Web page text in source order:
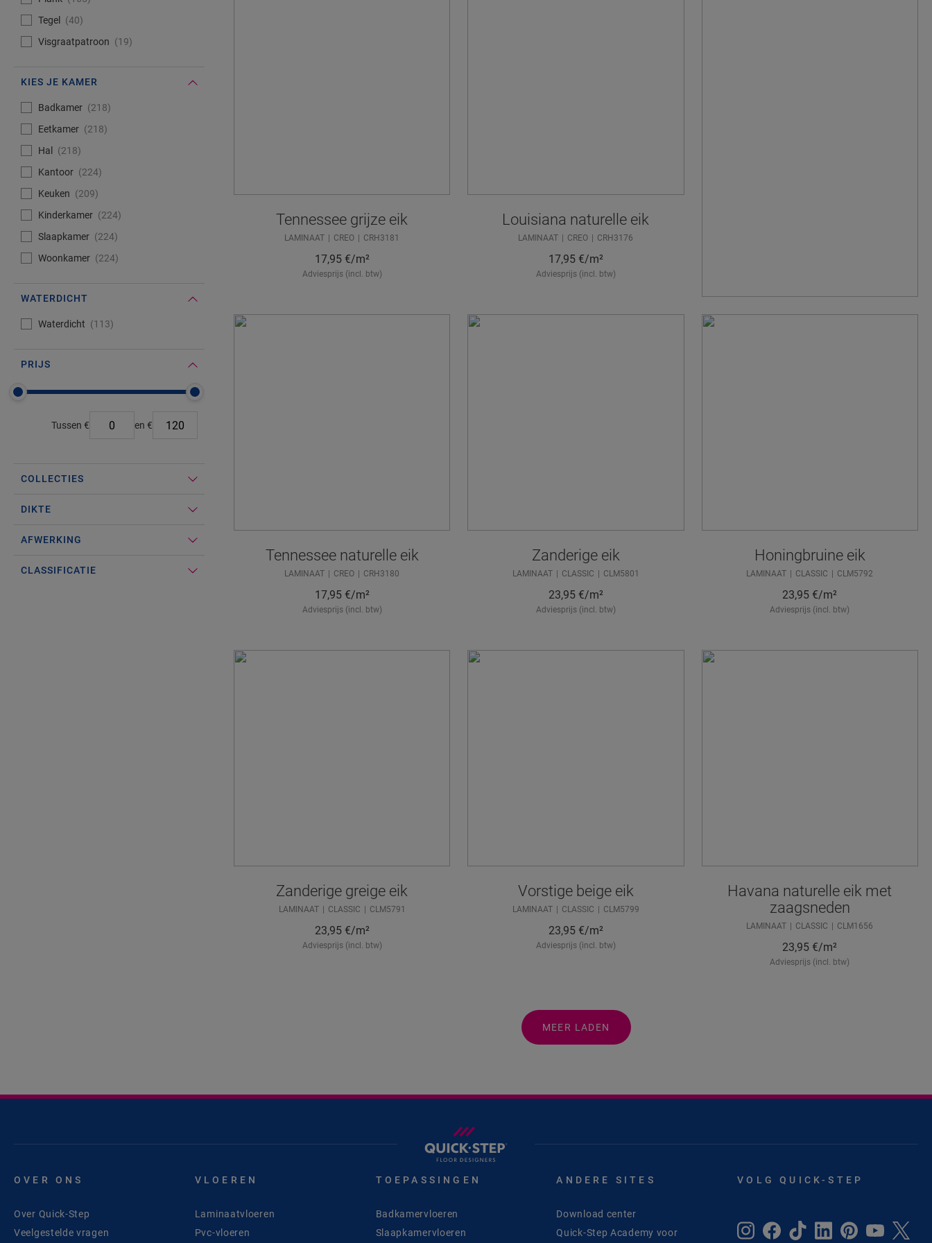
Tegel
40
Visgraatpatroon
19
KIES JE KAMER
#Select#Kies je kamer
Badkamer
218
Eetkamer
218
Hal
218
Kantoor
224
Keuken
209
Kinderkamer
224
Slaapkamer
224
Woonkamer
224
WATERDICHT
#Select#Waterdicht
Waterdicht 113
PRIJS
#Select#
Tussen € en €
COLLECTIES
DIKTE
AFWERKING
CLASSIFICATIE
Tennessee grijze eik
LAMINAAT CREO CRH3181
17,95 €/m²
Adviesprijs (incl. btw)
Louisiana naturelle eik
LAMINAAT CREO CRH3176
17,95 €/m²
Adviesprijs (incl. btw)
Tennessee naturelle eik
LAMINAAT CREO CRH3180
17,95 €/m²
Adviesprijs (incl. btw)
Zanderige eik
LAMINAAT CLASSIC CLM5801
23,95 €/m²
Adviesprijs (incl. btw)
Honingbruine eik
LAMINAAT CLASSIC CLM5792
23,95 €/m²
Adviesprijs (incl. btw)
Zanderige greige eik
LAMINAAT CLASSIC CLM5791
23,95 €/m²
Adviesprijs (incl. btw)
Vorstige beige eik
LAMINAAT CLASSIC CLM5799
23,95 €/m²
Adviesprijs (incl. btw)
Havana naturelle eik met
zaagsneden
LAMINAAT CLASSIC CLM1656
23,95 €/m²
Adviesprijs (incl. btw)
MEER LADEN
OVER ONS
Over Quick-Step
Veelgestelde vragen
VLOEREN
Laminaatvloeren
Pvc-vloeren
TOEPASSINGEN
Badkamervloeren
Slaapkamervloeren
ANDERE SITES
Download center
Quick-Step Academy voor
VOLG QUICK-STEP